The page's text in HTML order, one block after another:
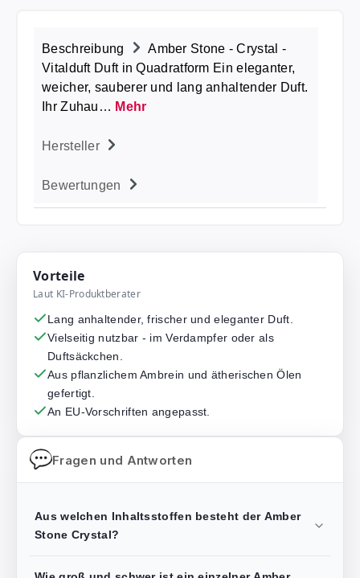
Beschreibung
Amber Stone - Crystal -
Vitalduft Duft in Quadratform Ein eleganter,
weicher, sauberer und lang anhaltender Duft.
Ihr Zuhau… Mehr
Hersteller
Bewertungen
Vorteile
Laut KI-Produktberater
Lang anhaltender, frischer und eleganter Duft.
Vielseitig nutzbar - im Verdampfer oder als
Duftsäckchen.
Aus pflanzlichem Ambrein und ätherischen Ölen
gefertigt.
An EU-Vorschriften angepasst.
Fragen und Antworten
Aus welchen Inhaltsstoffen besteht der Amber
Stone Crystal?